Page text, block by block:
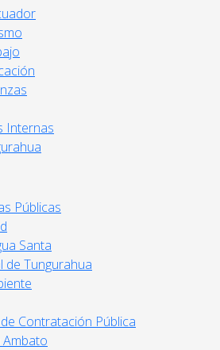
Internas
Públicas
Santa
de Tungurahua
Contratación Pública
Ambato